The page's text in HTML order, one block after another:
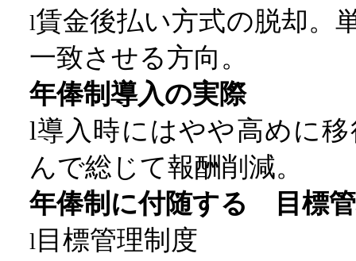
l賃金後払い方式の脱却。
一致させる方向。
年俸制導入の実際
l導入時にはやや高めに
んで総じて報酬削減。
年俸制に付随する 目標
l 目標管理制度